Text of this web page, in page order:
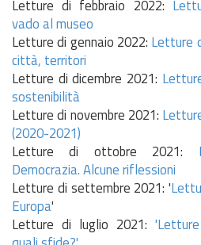
Letture di febbraio 2022:
vado al museo
Letture di gennaio 2022: Letture
città, territori
Letture di dicembre 2021:
sostenibilità
Letture di novembre 2021:
(2020-2021)
Letture di ottobre 2021:
Democrazia. Alcune riflessioni
Letture di settembre 2021: '
Europa'
Letture di luglio 2021: